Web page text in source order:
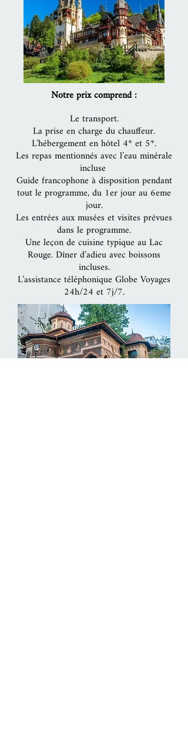
Notre prix comprend :
Le transport.
La prise en charge du chauffeur.
L’hébergement en hôtel 4* et 5*.
Les repas mentionnés avec l’eau minérale
incluse
Guide francophone à disposition pendant
tout le programme, du 1er jour au 6eme
jour.
Les entrées aux musées et visites prévues
dans le programme.
Une leçon de cuisine typique au Lac
Rouge. Dîner d’adieu avec boissons
incluses.
L’assistance téléphonique Globe Voyages
24h/24 et 7j/7.